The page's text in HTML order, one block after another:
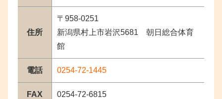
住所
〒958-0251
新潟県村上市岩沢5681 朝日総合体育
館
電話 0254-72-1445
FAX 0254-72-6815